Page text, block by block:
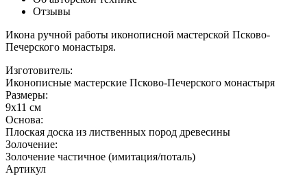
Отзывы
Икона ручной работы иконописной мастерской Псково-
Печерского монастыря.
Изготовитель:
Иконописные мастерские Псково-Печерского монастыря
Размеры:
9х11 см
Основа:
Плоская доска из лиственных пород древесины
Золочение:
Золочение частичное (имитация/поталь)
Артикул